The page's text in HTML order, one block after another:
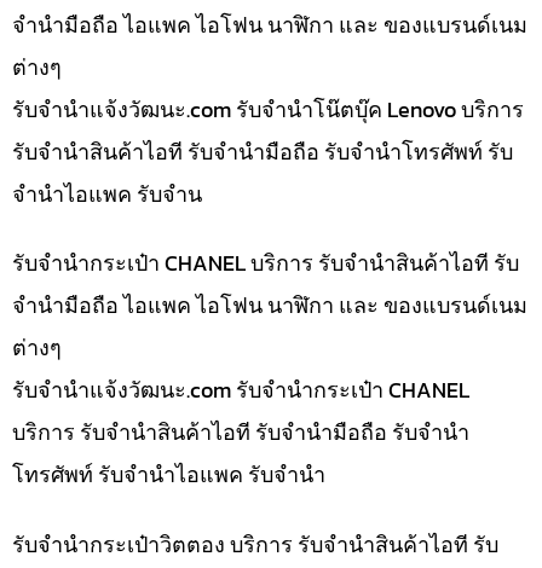
จำนำมือถือ ไอแพค ไอโฟน นาฬิกา และ ของแบรนด์เนม
ต่างๆ
รับจํานําแจ้งวัฒนะ.com รับจำนำโน๊ตบุ๊ค Lenovo บริการ
รับจำนำสินค้าไอที รับจำนำมือถือ รับจำนำโทรศัพท์ รับ
จำนำไอแพค รับจำน
รับจำนำกระเป๋า CHANEL บริการ รับจำนำสินค้าไอที รับ
จำนำมือถือ ไอแพค ไอโฟน นาฬิกา และ ของแบรนด์เนม
ต่างๆ
รับจํานําแจ้งวัฒนะ.com รับจำนำกระเป๋า CHANEL
บริการ รับจำนำสินค้าไอที รับจำนำมือถือ รับจำนำ
โทรศัพท์ รับจำนำไอแพค รับจำนำ
รับจำนำกระเป๋าวิตตอง บริการ รับจำนำสินค้าไอที รับ